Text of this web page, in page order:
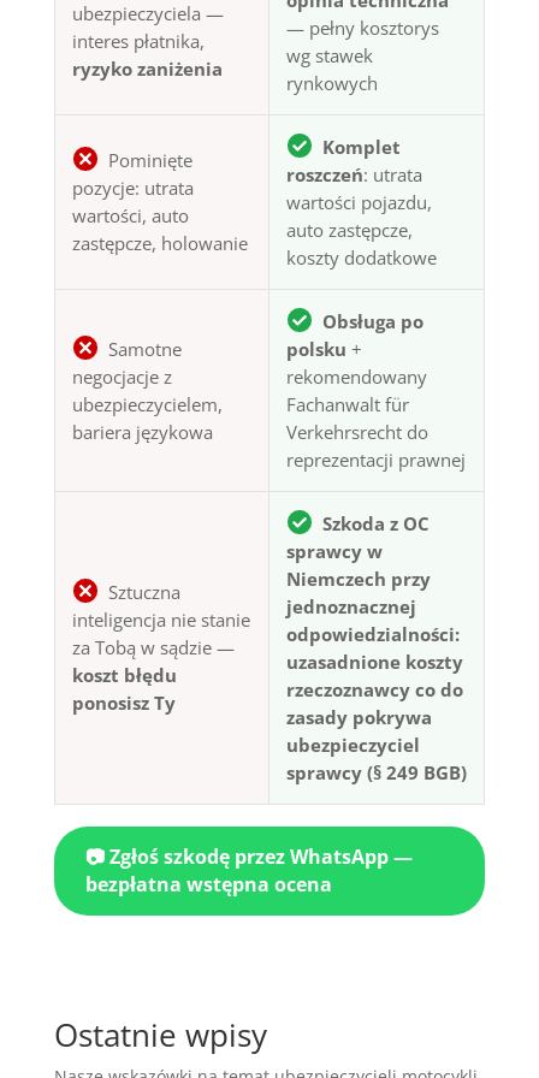
ubezpieczyciela —
interes płatnika,
ryzyko zaniżenia
— pełny kosztorys
wg stawek
rynkowych
Pominięte
pozycje: utrata
wartości, auto
zastępcze, holowanie
Komplet
roszczeń: utrata
wartości pojazdu,
auto zastępcze,
koszty dodatkowe
Samotne
negocjacje z
ubezpieczycielem,
bariera językowa
Obsługa po
polsku +
rekomendowany
Fachanwalt für
Verkehrsrecht do
reprezentacji prawnej
Sztuczna
inteligencja nie stanie
za Tobą w sądzie —
koszt błędu
ponosisz Ty
Szkoda z OC
sprawcy w
Niemczech przy
jednoznacznej
odpowiedzialności:
uzasadnione koszty
rzeczoznawcy co do
zasady pokrywa
ubezpieczyciel
sprawcy (§ 249 BGB)
📷 Zgłoś szkodę przez WhatsApp —
bezpłatna wstępna ocena
Ostatnie wpisy